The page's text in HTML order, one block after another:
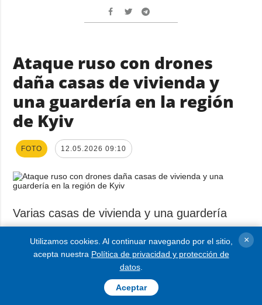
Ataque ruso con drones
daña casas de vivienda y
una guardería en la región
de Kyiv
FOTO 12.05.2026 09:10
Varias casas de vivienda y una guardería
como consecuencia de un ataque ruso con
drones ocurrido en la madrugada.
Utilizamos cookies. Al continuar navegando por el sitio,
acepta nuestra Política de privacidad y protección de
datos.
Aceptar
×